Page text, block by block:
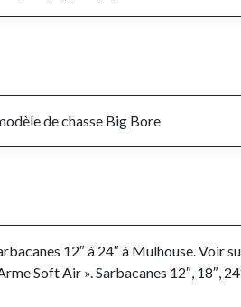
de chasse Big Bore
12″ à 24″ à Mulhouse.Voir
Soft Air ». Sarbacanes 12″, 18″,